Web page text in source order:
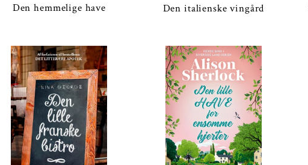
Den hemmelige have Den italienske vingård